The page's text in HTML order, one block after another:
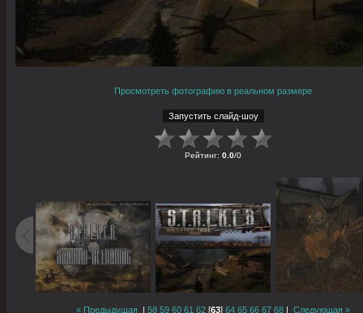
Просмотреть фотографию в реальном размере
Рейтинг: 0.0/0
« Предыдущая |58 59 60 61 62 [63]64 65 66 67 68 |Следующая »